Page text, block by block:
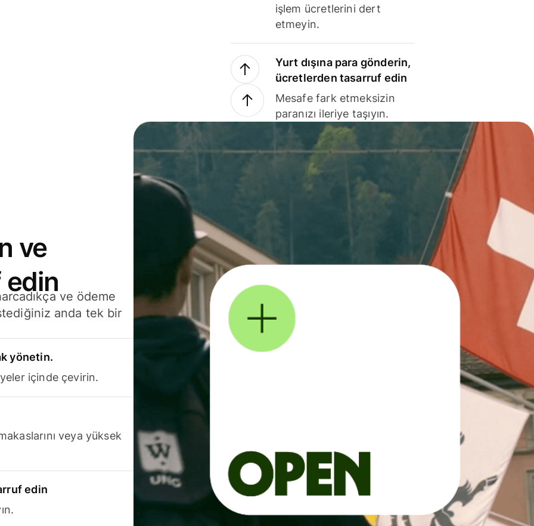
işlem ücretlerini dert
etmeyin.
Yurt dışına para gönderin,
ücretlerden tasarruf edin
Mesafe fark etmeksizin
paranızı ileriye taşıyın.
ve
edinve ödeme
anda tek bir
yönetin.
içinde çevirin.
veya yüksek
edin